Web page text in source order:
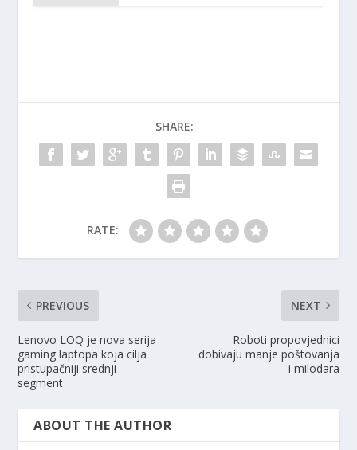
SHARE:
RATE:
PREVIOUS
Lenovo LOQ je nova serija
gaming laptopa koja cilja
pristupačniji srednji
segment
NEXT
Roboti propovjednici
dobivaju manje poštovanja
i milodara
ABOUT THE AUTHOR